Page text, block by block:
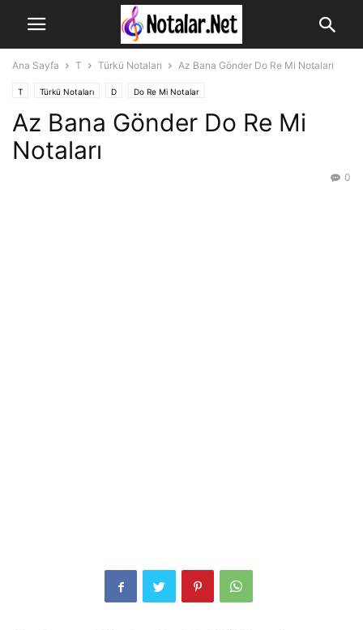
Ana Sayfa T Türkü Notaları Az Bana Gönder Do Re Mi Notaları
T Türkü Notaları D Do Re Mi Notalar
Az Bana Gönder Do Re Mi
Notaları
0